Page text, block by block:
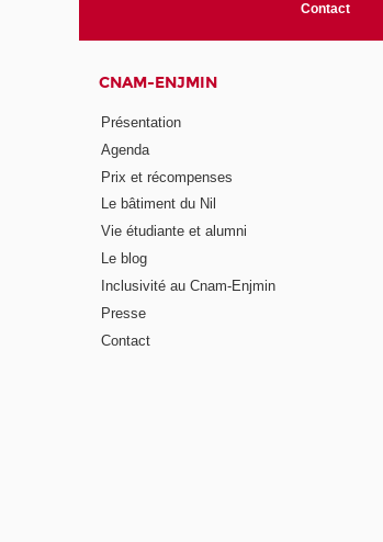
Contact
CNAM-ENJMIN
Présentation
Agenda
Prix et récompenses
Le bâtiment du Nil
Vie étudiante et alumni
Le blog
Inclusivité au Cnam-Enjmin
Presse
Contact